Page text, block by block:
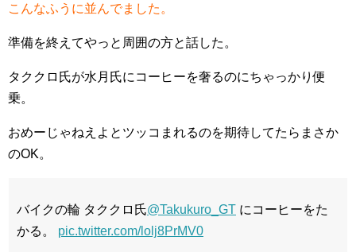
こんなふうに並んでました。
準備を終えてやっと周囲の方と話した。
タククロ氏が水月氏にコーヒーを奢るのにちゃっかり便
乗。
おめーじゃねえよとツッコまれるのを期待してたらまさか
のOK。
バイクの輪 タククロ氏@Takukuro_GT にコーヒーをた
かる。 pic.twitter.com/lolj8PrMV0